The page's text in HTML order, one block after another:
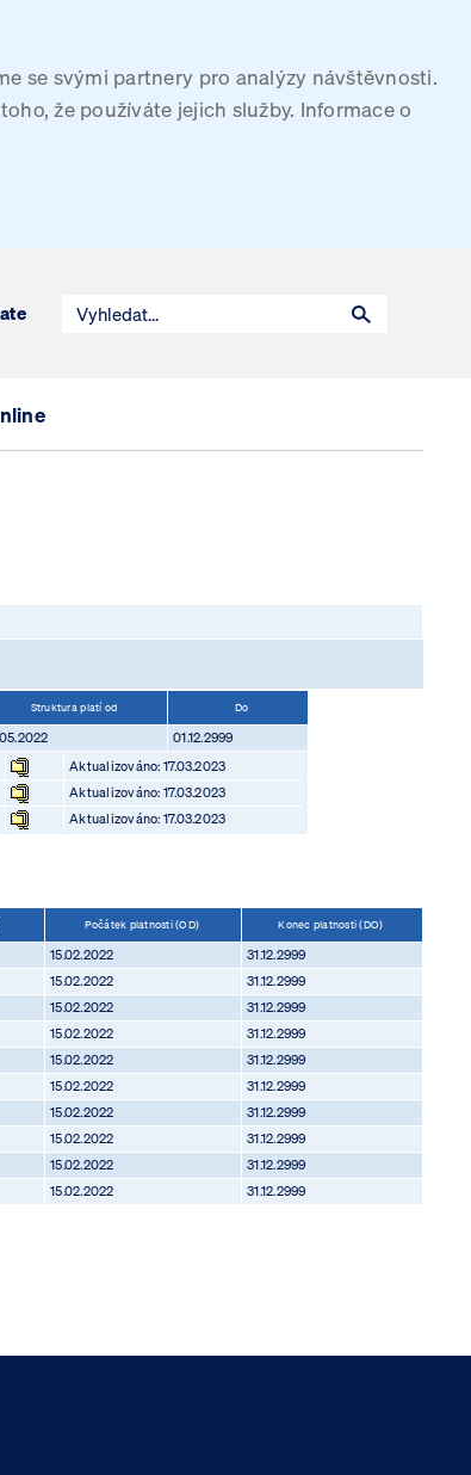
se svými partnery pro analýzy návštěvnosti.
že používáte jejich služby. Informace o
Struktura platí od Do
01.12.2999
Aktualizováno: 17.03.2023
Aktualizováno: 17.03.2023
Aktualizováno: 17.03.2023
Počátek platnosti (OD) Konec platnosti (DO)
15.02.2022
31.12.2999
15.02.2022
31.12.2999
15.02.2022
31.12.2999
15.02.2022
31.12.2999
15.02.2022
31.12.2999
15.02.2022
31.12.2999
15.02.2022
31.12.2999
15.02.2022
31.12.2999
15.02.2022
31.12.2999
15.02.2022 31.12.2999